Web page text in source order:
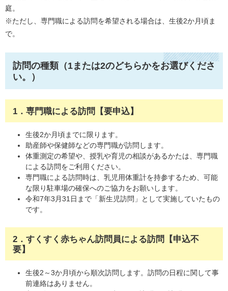
庭。
※ただし、専門職による訪問を希望される場合は、生後2か月頃ま
で。
訪問の種類（1または2のどちらかをお選びくださ
い。）
1．専門職による訪問【要申込】
生後2か月頃までに限ります。
助産師や保健師などの専門職が訪問します。
体重測定の希望や、授乳や育児の相談があるかたは、専門職
による訪問をご利用ください。
専門職による訪問時は、乳児用体重計を持参するため、可能
な限り駐車場の確保へのご協力をお願いします。
令和7年3月31日まで「新生児訪問」として実施していたもの
です。
2．すくすく赤ちゃん訪問員による訪問【申込不
要】
生後2～3か月頃から順次訪問します。訪問の日程に関して事
前連絡はありません。